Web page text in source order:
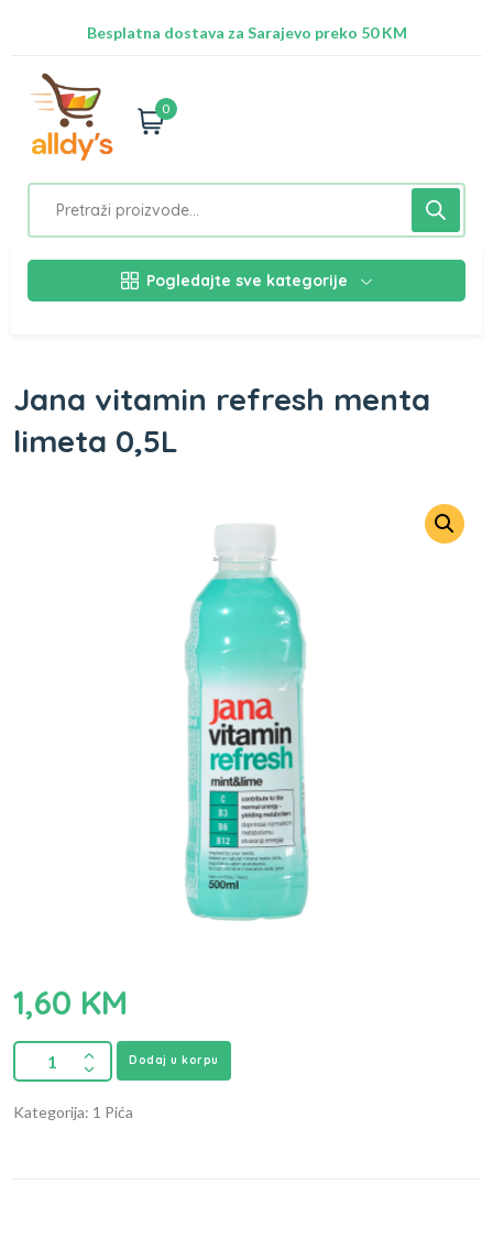
Besplatna dostava za Sarajevo preko 50 KM
0
Pogledajte sve kategorije
Jana vitamin refresh menta
limeta 0,5L
1,60 KM
Dodaj u korpu
Kategorija: 1 Pića